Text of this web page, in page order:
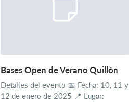
Bases Open de Verano Quillón
Detalles del evento 📅 Fecha: 10, 11 y
12 de enero de 2025 📍 Lugar: